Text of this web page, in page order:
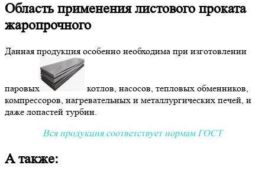
Область применения листового проката
жаропрочного
Данная продукция особенно необходима при изготовлении
паровых
котлов, насосов, тепловых обменников,
компрессоров, нагревательных и металлургических печей, и
даже лопастей турбин.
Вся продукция соответствует нормам ГОСТ
А также: